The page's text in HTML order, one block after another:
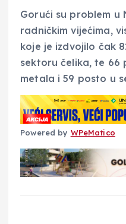
Gorući su problem u
radničkim vijećima,
koje je izdvojilo čak
sektoru čelika, te 66
metala i 59 posto u
Powered by WPeMatico